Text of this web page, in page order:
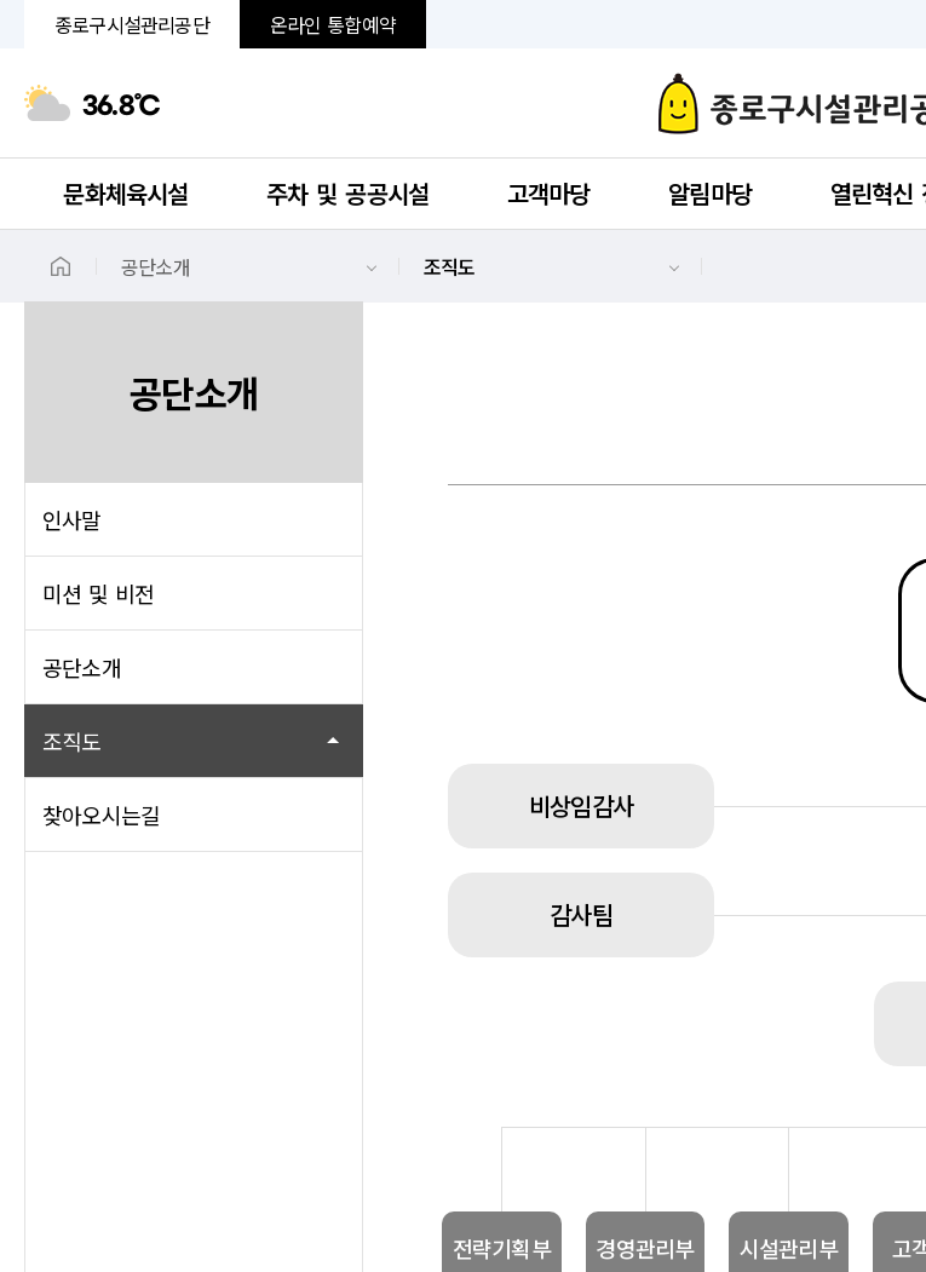
종로구시설관리공단 온라인 통합예약
36.8℃
문화체육시설 주차 및 공공시설 고객마당 알림마당 열린혁신
공단소개 조직도
공단소개
인사말
미션 및 비전
공단소개
조직도
찾아오시는길 비상임감사
감사팀
전략기획부 경영관리부 시설관리부 고